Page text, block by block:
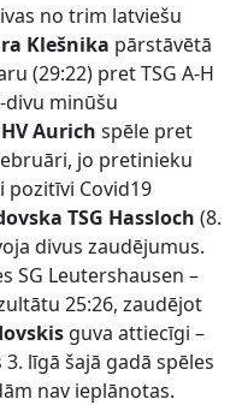
no trim latviešu
Klešnika pārstāvētā
(29:22) pret TSG A-H
divu minūšu
Aurich spēle pret
jo pretinieku
Covid19
TSG Hassloch (8.
divus zaudējumus.
SG Leutershausen –
25:26, zaudējot
guva attiecīgi –
līgā šajā gadā spēles
nav ieplānotas.